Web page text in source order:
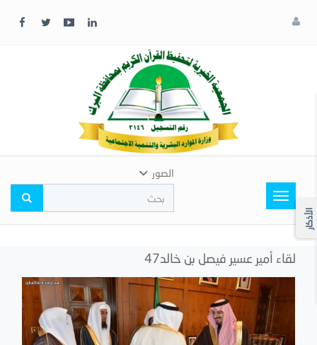
Toggle
navigation
الصور
الأذكار
لقاء أمير عسير فيصل بن خالد47